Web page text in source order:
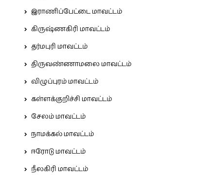
இராணிப்பேட்டை மாவட்டம்
கிருஷ்ணகிரி மாவட்டம்
தர்மபுரி மாவட்டம்
திருவண்ணாமலை மாவட்டம்
விழுப்புரம் மாவட்டம்
கள்ளக்குறிச்சி மாவட்டம்
சேலம் மாவட்டம்
நாமக்கல் மாவட்டம்
ஈரோடு மாவட்டம்
நீலகிரி மாவட்டம்